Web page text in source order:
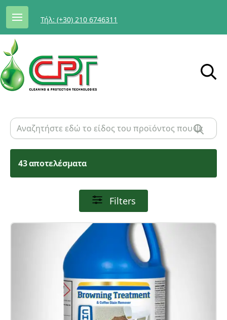
Τήλ: (+30) 210 6746311
43 αποτελέσματα
Filters